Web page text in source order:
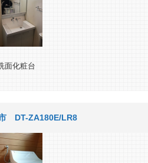
面化粧台
DT-ZA180E/LR8